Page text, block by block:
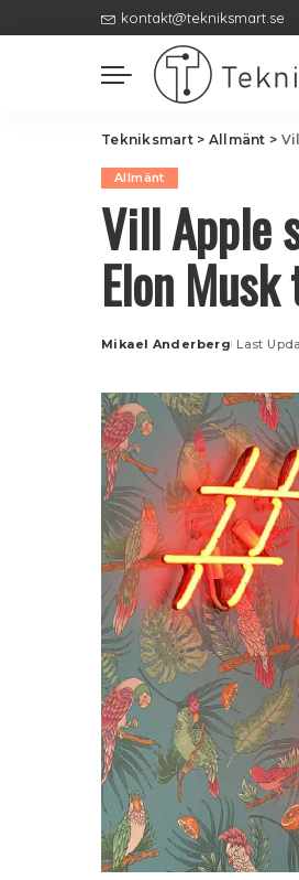
kontakt@tekniksmart.se
Tekniksmart> Allmänt >
Allmänt
Vill Apple
Elon
Posted
Mikael Anderberg Last